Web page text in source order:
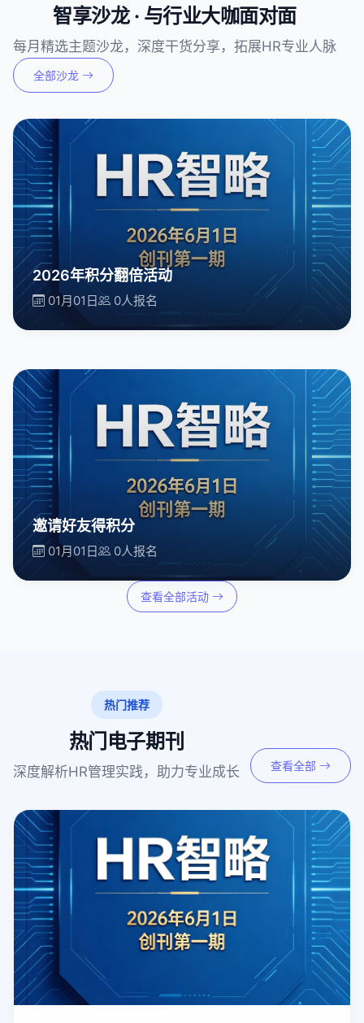
智享沙龙 · 与行业大咖面对面
每月精选主题沙龙，深度干货分享，拓展HR专业人脉
全部沙龙
2026年积分翻倍活动
01月01日 0人报名
邀请好友得积分
01月01日 0人报名
查看全部活动
热门推荐
热门电子期刊
深度解析HR管理实践，助力专业成长 查看全部